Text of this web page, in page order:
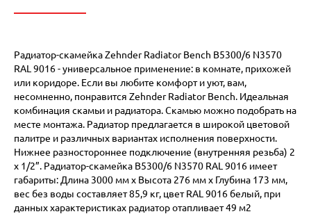
Радиатор-скамейка Zehnder Radiator Bench B5300/6 N3570
RAL 9016 - универсальное применение: в комнате, прихожей
или коридоре. Если вы любите комфорт и уют, вам,
несомненно, понравится Zehnder Radiator Bench. Идеальная
комбинация скамьи и радиатора. Скамью можно подобрать на
месте монтажа. Радиатор предлагается в широкой цветовой
палитре и различных вариантах исполнения поверхности.
Нижнее разностороннее подключение (внутренняя резьба) 2
х 1/2”. Радиатор-скамейка B5300/6 N3570 RAL 9016 имеет
габариты: Длина 3000 мм х Высота 276 мм х Глубина 173 мм,
вес без воды составляет 85,9 кг, цвет RAL 9016 белый, при
данных характеристиках радиатор отапливает 49 м2